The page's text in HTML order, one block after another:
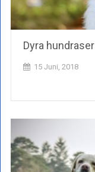
Dyra hundraser
15 Juni, 2018